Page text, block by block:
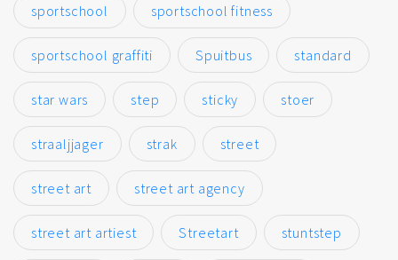
sportschool sportschool fitness
sportschool graffiti Spuitbus standard
star wars step sticky stoer
straaljjager strak street
street art street art agency
street art artiest Streetart stuntstep